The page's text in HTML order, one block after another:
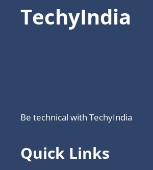
TechyIndia
Be technical with TechyIndia
Quick Links